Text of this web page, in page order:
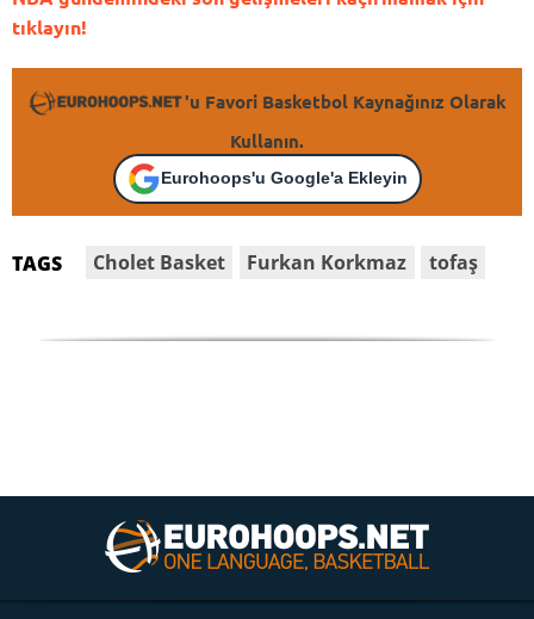
tıklayın!
'u Favori Basketbol Kaynağınız Olarak
Kullanın.
Eurohoops'u Google'a Ekleyin
TAGS Cholet Basket Furkan Korkmaz tofaş